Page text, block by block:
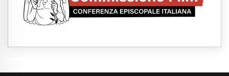
"sentinelle vigili", è la santità a rendere
credibili